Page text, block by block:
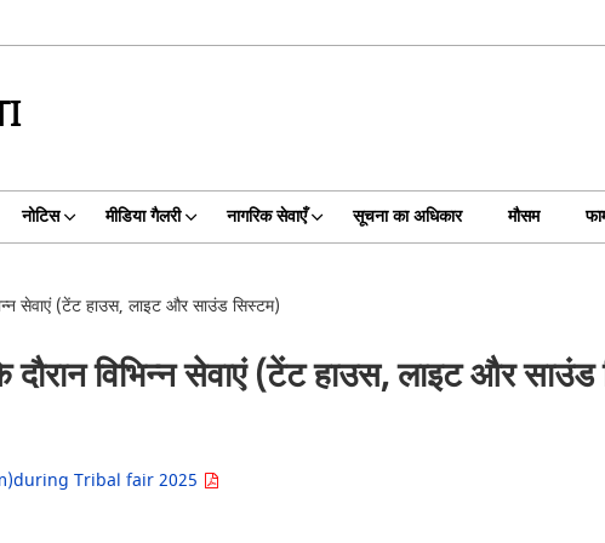
नोटिस मीडिया गैलरी नागरिक सेवाएँ सूचना का अधिकार मौसम
सेवाएं (टेंट हाउस, लाइट और साउंड सिस्टम)
विभिन्न सेवाएं (टेंट हाउस, लाइट और
Tribal fair 2025